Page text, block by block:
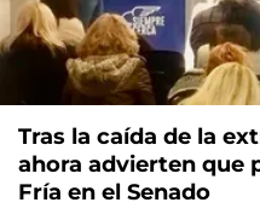
Tras la caída de la
ahora advierten que
Fría en el Senado